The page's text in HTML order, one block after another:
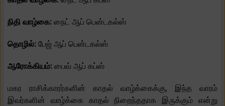
நிதி வாழ்கை: நைட் ஆப் பென்டகல்ஸ்
தொழில்: பேஜ் ஆப் பென்டகல்ஸ்
ஆரோக்கியம்: பைவ் ஆப் கப்ஸ்
மகர ராசிக்காரர்களின் காதல் வாழ்க்கைக்கு, இந்த வாரம்
இவர்களின் வாழ்க்கை காதல் நிறைந்ததாக இருக்கும் என்று